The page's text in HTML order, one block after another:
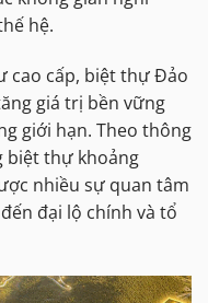
hệ.
cao cấp, biệt thự Đảo
giá trị bền vững
giới hạn. Theo thông
biệt thự khoảng
nhiều sự quan tâm
đại lộ chính và tổ